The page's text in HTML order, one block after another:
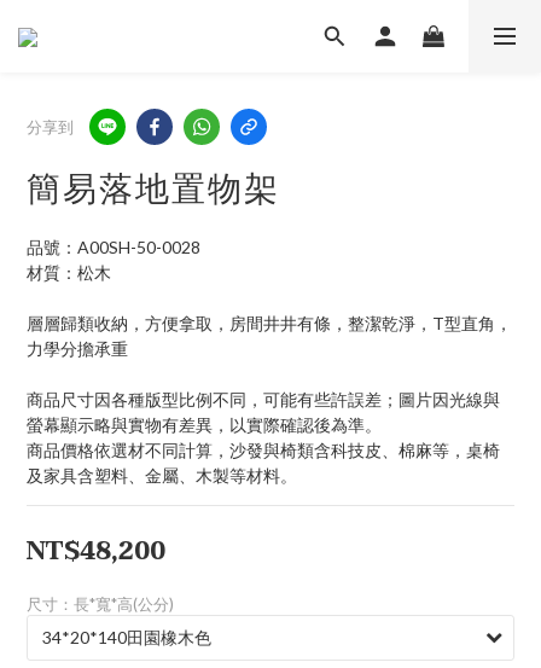
分享到
簡易落地置物架
品號：A00SH-50-0028
材質：松木
層層歸類收納，方便拿取，房間井井有條，整潔乾淨，T型直角，
力學分擔承重
商品尺寸因各種版型比例不同，可能有些許誤差；圖片因光線與
螢幕顯示略與實物有差異，以實際確認後為準。
商品價格依選材不同計算，沙發與椅類含科技皮、棉麻等，桌椅
及家具含塑料、金屬、木製等材料。
NT$48,200
尺寸：長*寬*高(公分)